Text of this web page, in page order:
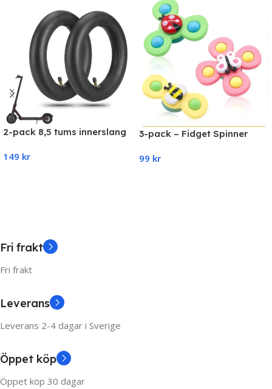
2-pack 8,5 tums innerslang
Essential)
149 kr
3-pack – Fidget Spinner
Snurrleksak i flera färger
99 kr
Fri frakt
Fri frakt
Leverans
Leverans 2-4 dagar i Sverige
Öppet köp
Öppet köp 30 dagar